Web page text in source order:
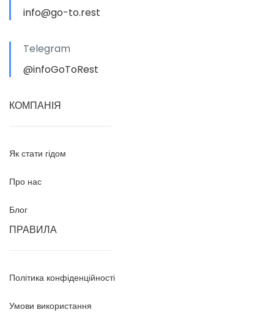
info@go-to.rest
Telegram
@infoGoToRest
КОМПАНІЯ
Як стати гідом
Про нас
Блог
ПРАВИЛА
Політика конфіденційності
Умови використання